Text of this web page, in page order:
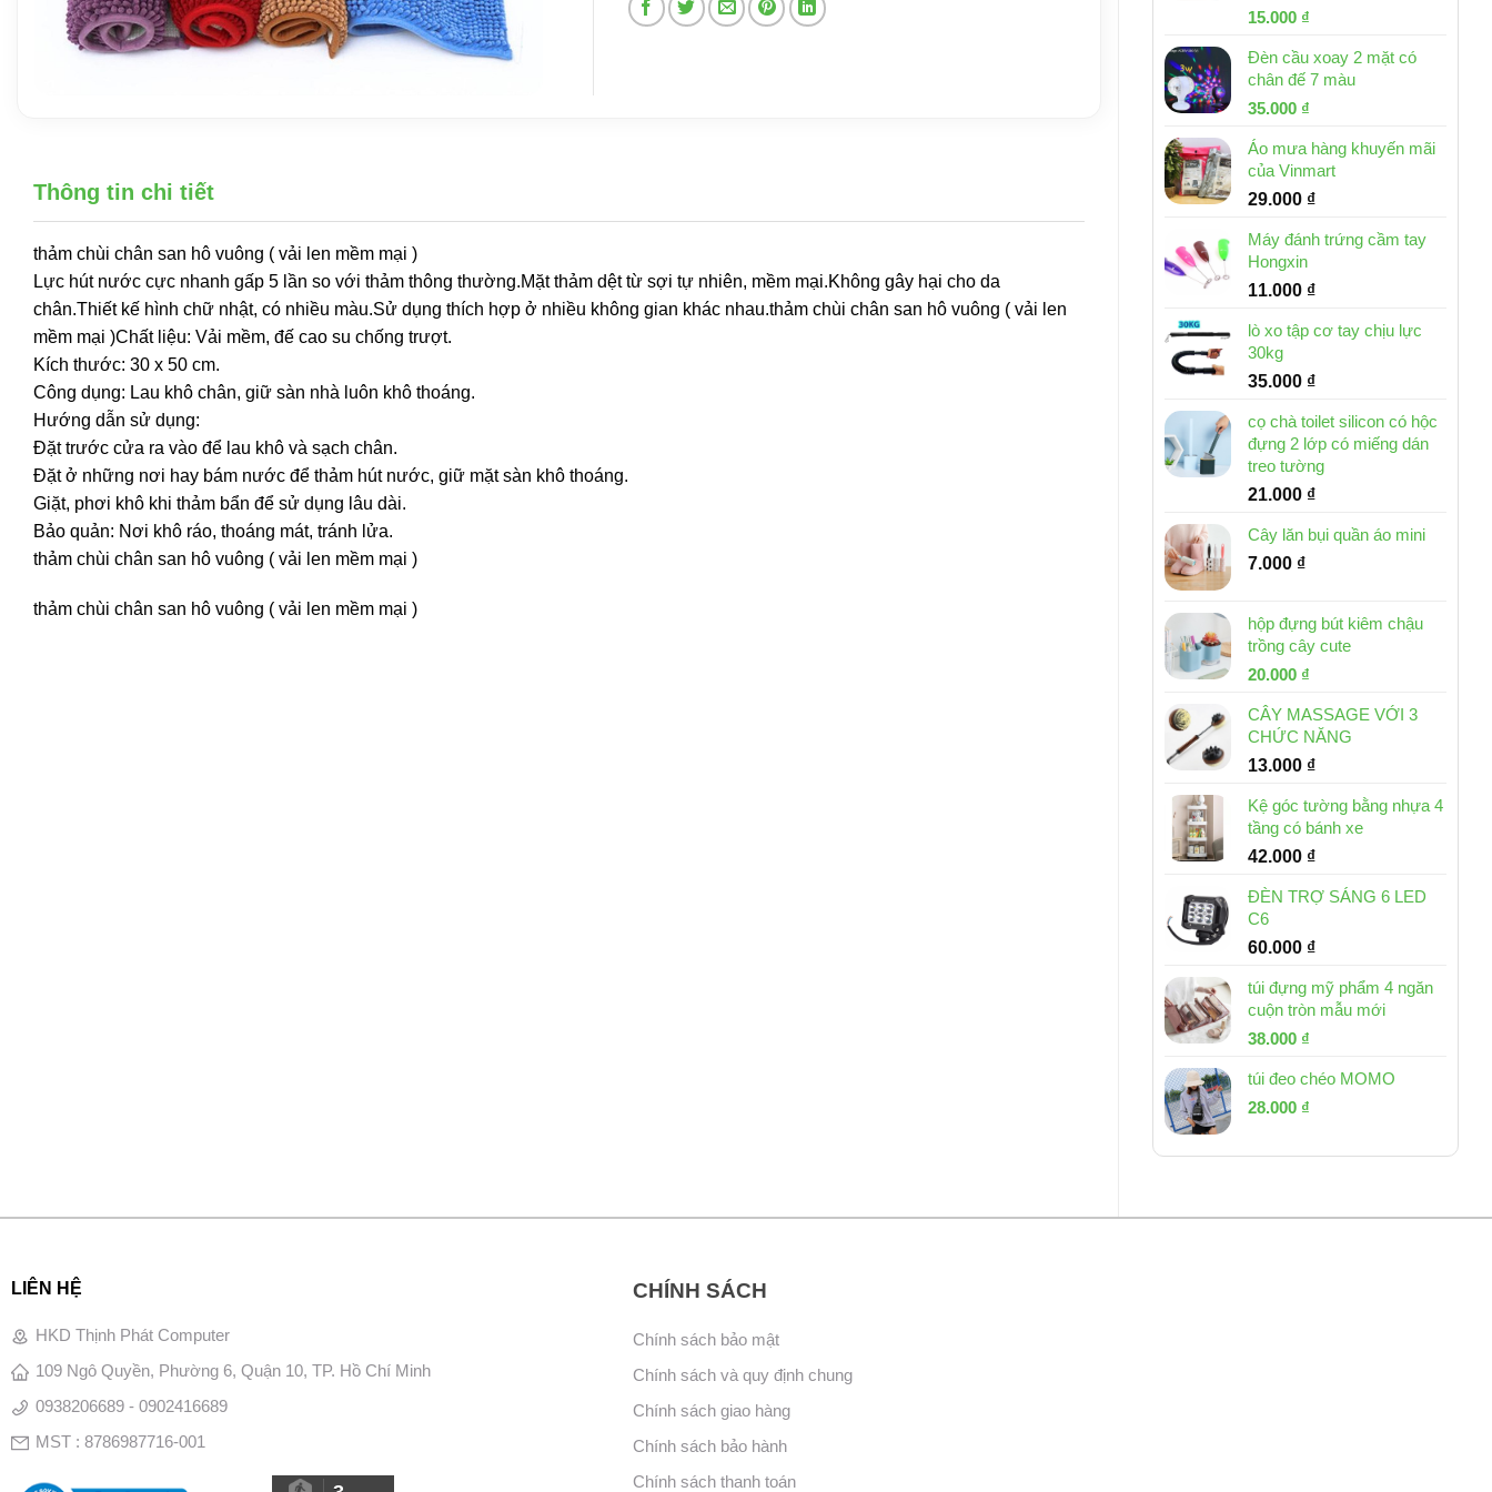
Giá
là:
32.000 ₫.
15.000 ₫
tại
là:
Đèn cầu xoay 2 mặt có
chân đế 7 màu
Giá
là:
46.000 ₫.
35.000 ₫
tại
là:
35.000 ₫.
Áo mưa hàng khuyến mãi
của Vinmart
29.000 ₫
Máy đánh trứng cầm tay
Hongxin
11.000 ₫
lò xo tập cơ tay chịu lực
30kg
35.000 ₫
cọ chà toilet silicon có hộc
đựng 2 lớp có miếng dán
treo tường
21.000 ₫
Cây lăn bụi quần áo mini
7.000 ₫
hộp đựng bút kiêm chậu
trồng cây cute
Giá
là:
30.000 ₫.
20.000 ₫
tại
là:
20.000 ₫.
CÂY MASSAGE VỚI 3
CHỨC NĂNG
13.000 ₫
Kệ góc tường bằng nhựa 4
tầng có bánh xe
42.000 ₫
ĐÈN TRỢ SÁNG 6 LED
C6
60.000 ₫
túi đựng mỹ phẩm 4 ngăn
cuộn tròn mẫu mới
Giá
là:
53.000 ₫.
38.000 ₫
tại
túi đeo chéo MOMO
Giá
là:
28.000 ₫
tại
Thông tin chi tiết
thảm chùi chân san hô vuông ( vải len mềm mại )
Lực hút nước cực nhanh gấp 5 lần so với thảm thông thường.Mặt thảm dệt từ sợi tự nhiên, mềm mại.Không gây hại cho da
chân.Thiết kế hình chữ nhật, có nhiều màu.Sử dụng thích hợp ở nhiều không gian khác nhau.thảm chùi chân san hô vuông ( vải len
mềm mại )Chất liệu: Vải mềm, đế cao su chống trượt.
Kích thước: 30 x 50 cm.
Công dụng: Lau khô chân, giữ sàn nhà luôn khô thoáng.
Hướng dẫn sử dụng:
Đặt trước cửa ra vào để lau khô và sạch chân.
Đặt ở những nơi hay bám nước để thảm hút nước, giữ mặt sàn khô thoáng.
Giặt, phơi khô khi thảm bẩn để sử dụng lâu dài.
Bảo quản: Nơi khô ráo, thoáng mát, tránh lửa.
thảm chùi chân san hô vuông ( vải len mềm mại )
thảm chùi chân san hô vuông ( vải len mềm mại )
LIÊN HỆ
HKD Thịnh Phát Computer
109 Ngô Quyền, Phường 6, Quận 10, TP. Hồ Chí Minh
0938206689 - 0902416689
MST : 8786987716-001
CHÍNH SÁCH
Chính sách bảo mật
Chính sách và quy định chung
Chính sách giao hàng
Chính sách bảo hành
Chính sách thanh toán